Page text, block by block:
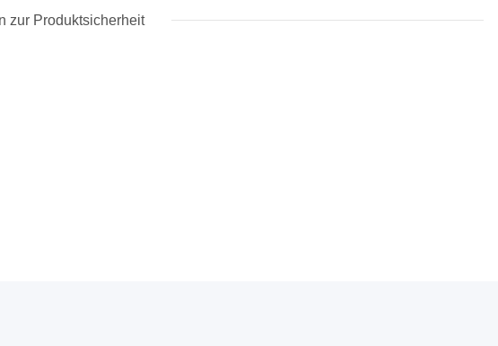
zur Produktsicherheit